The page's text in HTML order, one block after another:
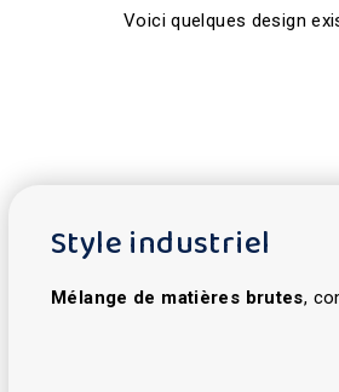
Voici quelques design
Style industriel
Mélange de matières brutes,